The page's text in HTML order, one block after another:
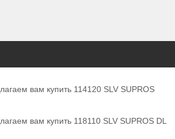
вам купить 114120 SLV SUPROS
вам купить 118110 SLV SUPROS DL